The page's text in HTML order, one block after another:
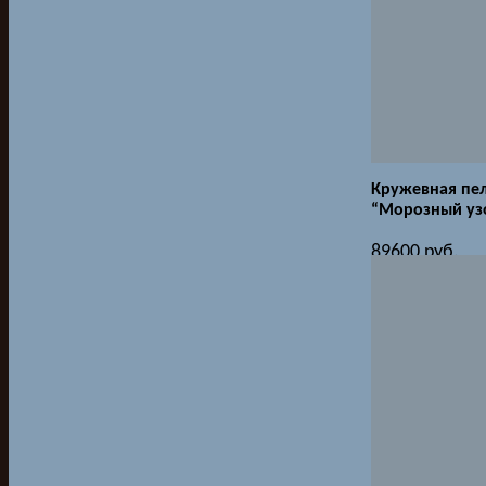
Кружевная
“Морозный
89600 руб.